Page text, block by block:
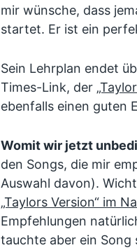
mir wünsche, dass
startet. Er ist ein
Sein Lehrplan endet
Times-Link, der
ebenfalls einen guten
Womit wir jetzt
den Songs, die mir
Auswahl davon).
„Taylors Version“ im
Empfehlungen
tauchte aber ein Song